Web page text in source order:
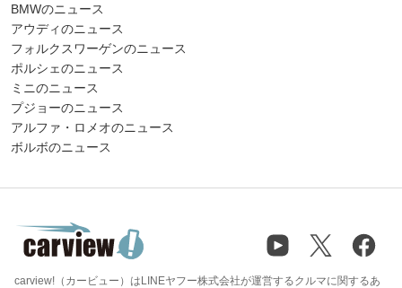
BMWのニュース
アウディのニュース
フォルクスワーゲンのニュース
ポルシェのニュース
ミニのニュース
プジョーのニュース
アルファ・ロメオのニュース
ボルボのニュース
carview!（カービュー）はLINEヤフー株式会社が運営するクルマに関するあ